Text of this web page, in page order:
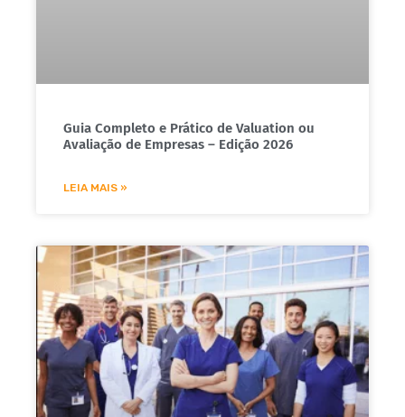
Guia Completo e Prático de Valuation ou
Avaliação de Empresas – Edição 2026
LEIA MAIS »